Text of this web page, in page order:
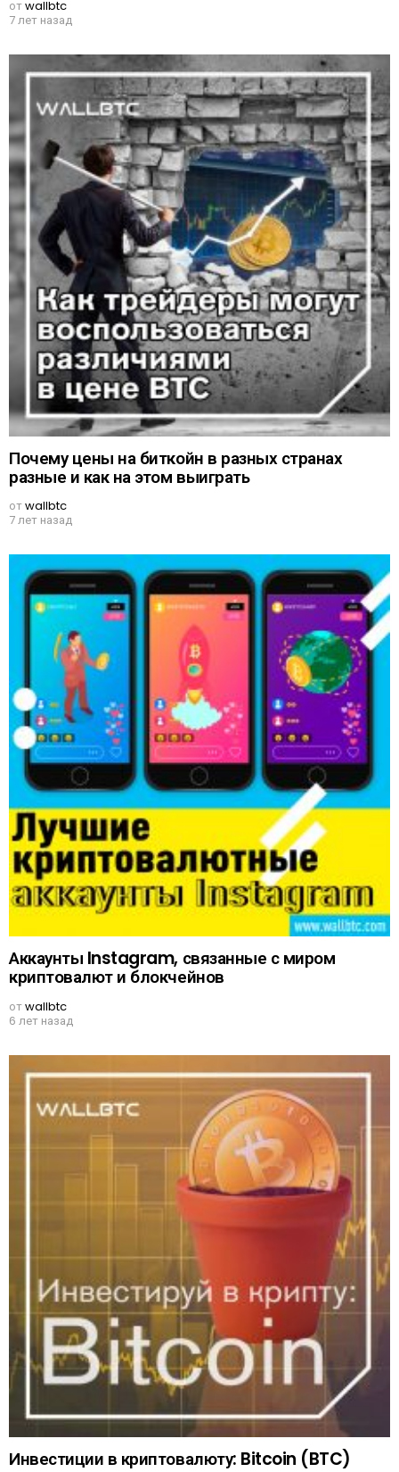
отwallbtc
7 лет назад
Почему цены на биткойн в разных странах
разные и как на этом выиграть
отwallbtc
7 лет назад
Аккаунты Instagram, связанные с миром
криптовалют и блокчейнов
отwallbtc
6 лет назад
Инвестиции в криптовалюту: Bitcoin (BTC)